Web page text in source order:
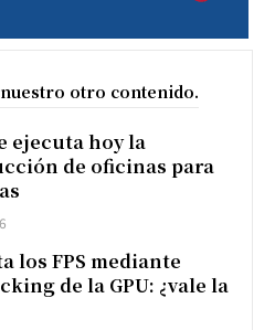
otro contenido.
ejecuta hoy la
de oficinas para
los FPS mediante
de la GPU: ¿vale la